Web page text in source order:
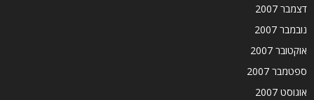
דצמבר 2007
נובמבר 2007
אוקטובר 2007
ספטמבר 2007
אוגוסט 2007